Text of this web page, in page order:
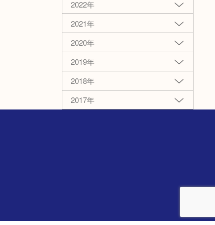
2022年
2021年
2020年
2019年
2018年
2017年